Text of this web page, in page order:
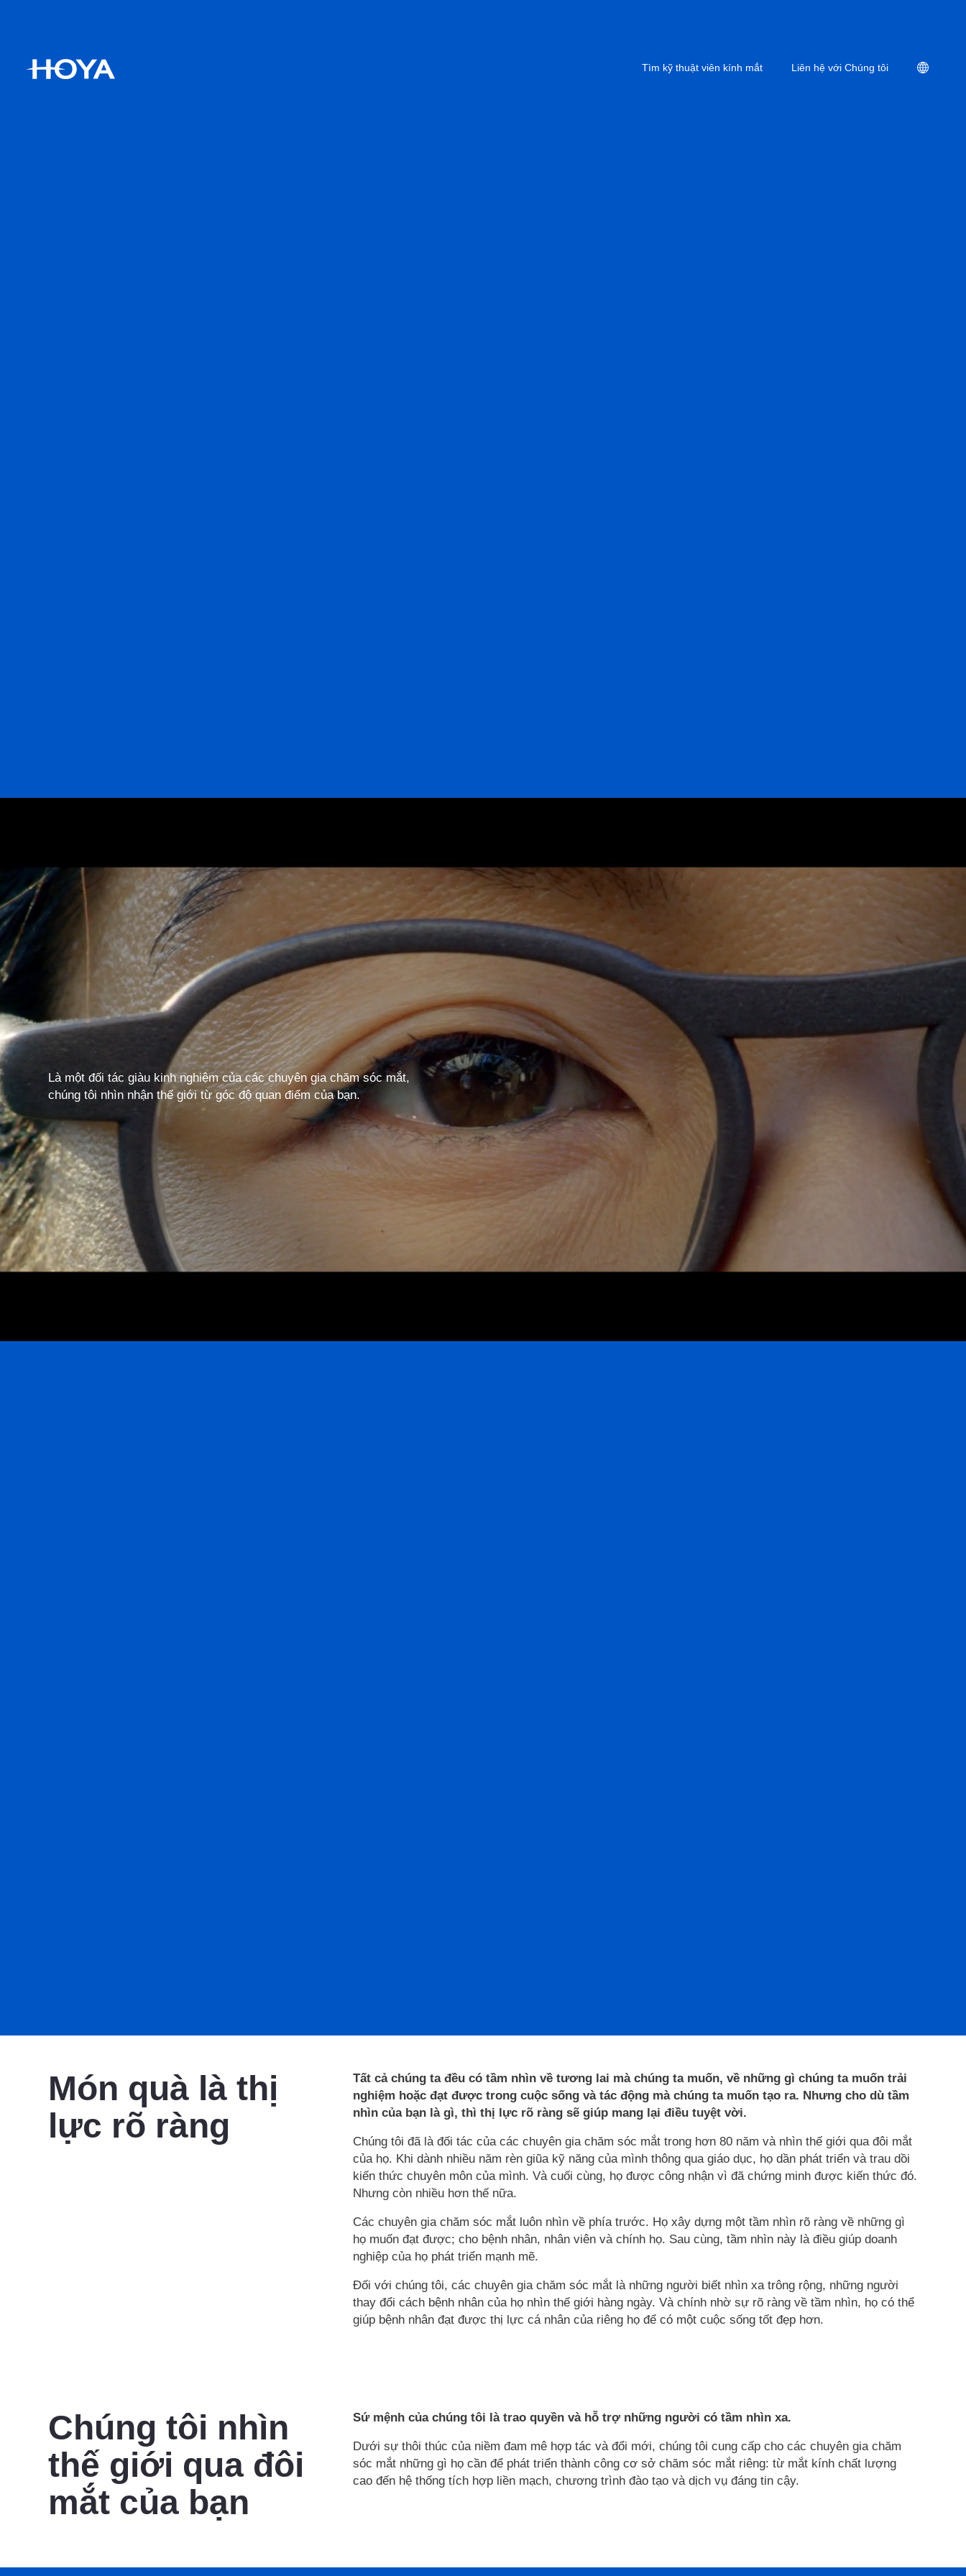
Tìm kỹ thuật viên kính mắt Liên hệ với Chúng tôi Location
Là một đối tác giàu kinh nghiệm của các chuyên gia chăm sóc mắt,
chúng tôi nhìn nhận thế giới từ góc độ quan điểm của bạn.
Món quà là thị
lực rõ ràng
Tất cả chúng ta đều có tầm nhìn về tương lai mà chúng ta muốn, về những gì chúng ta muốn trải
nghiệm hoặc đạt được trong cuộc sống và tác động mà chúng ta muốn tạo ra. Nhưng cho dù tầm
nhìn của bạn là gì, thì thị lực rõ ràng sẽ giúp mang lại điều tuyệt vời.
Chúng tôi đã là đối tác của các chuyên gia chăm sóc mắt trong hơn 80 năm và nhìn thế giới qua đôi mắt
của họ. Khi dành nhiều năm rèn giũa kỹ năng của mình thông qua giáo dục, họ dần phát triển và trau dồi
kiến thức chuyên môn của mình. Và cuối cùng, họ được công nhận vì đã chứng minh được kiến thức đó.
Nhưng còn nhiều hơn thế nữa.
Các chuyên gia chăm sóc mắt luôn nhìn về phía trước. Họ xây dựng một tầm nhìn rõ ràng về những gì
họ muốn đạt được; cho bệnh nhân, nhân viên và chính họ. Sau cùng, tầm nhìn này là điều giúp doanh
nghiệp của họ phát triển mạnh mẽ.
Đối với chúng tôi, các chuyên gia chăm sóc mắt là những người biết nhìn xa trông rộng, những người
thay đổi cách bệnh nhân của họ nhìn thế giới hàng ngày. Và chính nhờ sự rõ ràng về tầm nhìn, họ có thể
giúp bệnh nhân đạt được thị lực cá nhân của riêng họ để có một cuộc sống tốt đẹp hơn.
Chúng tôi nhìn
thế giới qua đôi
mắt của bạn
Sứ mệnh của chúng tôi là trao quyền và hỗ trợ những người có tầm nhìn xa.
Dưới sự thôi thúc của niềm đam mê hợp tác và đổi mới, chúng tôi cung cấp cho các chuyên gia chăm
sóc mắt những gì họ cần để phát triển thành công cơ sở chăm sóc mắt riêng: từ mắt kính chất lượng
cao đến hệ thống tích hợp liền mạch, chương trình đào tạo và dịch vụ đáng tin cậy.